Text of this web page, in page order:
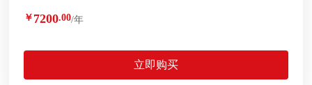
￥ 7200.00/年
立即购买